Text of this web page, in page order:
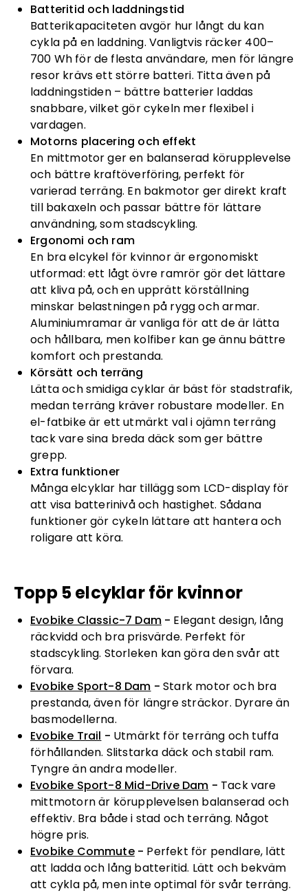
Batteritid och laddningstid
Batterikapaciteten avgör hur långt du kan
cykla på en laddning. Vanligtvis räcker 400–
700 Wh för de flesta användare, men för längre
resor krävs ett större batteri. Titta även på
laddningstiden – bättre batterier laddas
snabbare, vilket gör cykeln mer flexibel i
vardagen.
Motorns placering och effekt
En mittmotor ger en balanserad körupplevelse
och bättre kraftöverföring, perfekt för
varierad terräng. En bakmotor ger direkt kraft
till bakaxeln och passar bättre för lättare
användning, som stadscykling.
Ergonomi och ram
En bra elcykel för kvinnor är ergonomiskt
utformad: ett lågt övre ramrör gör det lättare
att kliva på, och en upprätt körställning
minskar belastningen på rygg och armar.
Aluminiumramar är vanliga för att de är lätta
och hållbara, men kolfiber kan ge ännu bättre
komfort och prestanda.
Körsätt och terräng
Lätta och smidiga cyklar är bäst för stadstrafik,
medan terräng kräver robustare modeller. En
el-fatbike är ett utmärkt val i ojämn terräng
tack vare sina breda däck som ger bättre
grepp.
Extra funktioner
Många elcyklar har tillägg som LCD-display för
att visa batterinivå och hastighet. Sådana
funktioner gör cykeln lättare att hantera och
roligare att köra.
Topp 5 elcyklar för kvinnor
Evobike Classic-7 Dam - Elegant design, lång
räckvidd och bra prisvärde. Perfekt för
stadscykling. Storleken kan göra den svår att
förvara.
Evobike Sport-8 Dam -Stark motor och bra
prestanda, även för längre sträckor. Dyrare än
basmodellerna.
Evobike Trail - Utmärkt för terräng och tuffa
förhållanden. Slitstarka däck och stabil ram.
Tyngre än andra modeller.
Evobike Sport-8 Mid-Drive Dam - Tack vare
mittmotorn är körupplevelsen balanserad och
effektiv. Bra både i stad och terräng. Något
högre pris.
Evobike Commute- Perfekt för pendlare, lätt
att ladda och lång batteritid. Lätt och bekväm
att cykla på, men inte optimal för svår terräng.